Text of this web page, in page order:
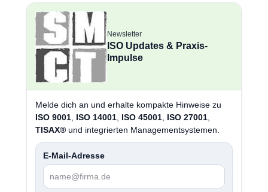
Newsletter
ISO Updates & Praxis-
Impulse
Melde dich an und erhalte kompakte Hinweise zu
ISO 9001, ISO 14001, ISO 45001, ISO 27001,
TISAX® und integrierten Managementsystemen.
E-Mail-Adresse